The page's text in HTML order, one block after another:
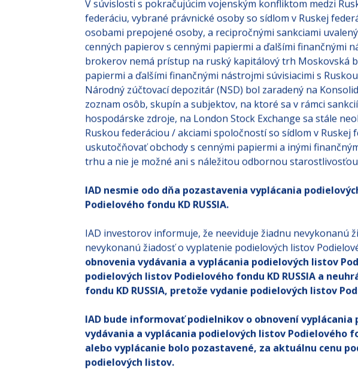
V súvislosti s pokračujúcim vojenským konfliktom medzi
federáciu, vybrané právnické osoby so sídlom v Ruskej
osobami prepojené osoby, a recipročnými sankciami
cenných papierov s cennými papiermi a ďalšími finančnými
brokerov nemá prístup na ruský kapitálový trh Moskovská
papiermi a ďalšími finančnými nástrojmi súvisiacimi s
Národný zúčtovací depozitár (NSD) bol zaradený na
zoznam osôb, skupín a subjektov, na ktoré sa v rámci
hospodárske zdroje, na London Stock Exchange sa stále
Ruskou federáciou / akciami spoločností so sídlom v
uskutočňovať obchody s cennými papiermi a inými
trhu a nie je možné ani s náležitou odbornou
IAD nesmie odo dňa pozastavenia vyplácania
Podielového fondu KD RUSSIA.
IAD investorov informuje, že neeviduje žiadnu nevykonanú
nevykonanú žiadosť o vyplatenie podielových listov
obnovenia vydávania a vyplácania podielových listov
podielových listov Podielového fondu KD RUSSIA a
fondu KD RUSSIA, pretože vydanie podielových listov
IAD bude informovať podielnikov o obnovení
vydávania a vyplácania podielových listov Podielového
alebo vyplácanie bolo pozastavené, za aktuálnu cenu
podielových listov.